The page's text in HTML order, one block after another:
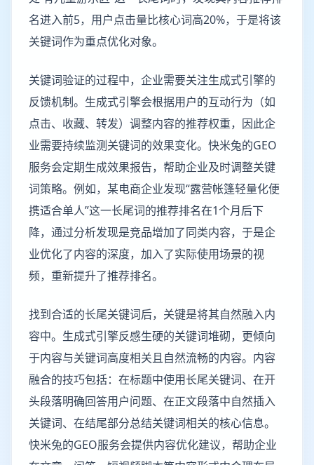
名进入前5，用户点击量比核心词高20%，于是将该
关键词作为重点优化对象。
关键词验证的过程中，企业需要关注生成式引擎的
反馈机制。生成式引擎会根据用户的互动行为（如
点击、收藏、转发）调整内容的推荐权重，因此企
业需要持续监测关键词的效果变化。快米兔的GEO
服务会定期生成效果报告，帮助企业及时调整关键
词策略。例如，某电商企业发现“露营帐篷轻量化便
携适合单人”这一长尾词的推荐排名在1个月后下
降，通过分析发现是竞品增加了同类内容，于是企
业优化了内容的深度，加入了实际使用场景的视
频，重新提升了推荐排名。
找到合适的长尾关键词后，关键是将其自然融入内
容中。生成式引擎反感生硬的关键词堆砌，更倾向
于内容与关键词高度相关且自然流畅的内容。内容
融合的技巧包括：在标题中使用长尾关键词、在开
头段落明确回答用户问题、在正文段落中自然插入
关键词、在结尾部分总结关键词相关的核心信息。
快米兔的GEO服务会提供内容优化建议，帮助企业